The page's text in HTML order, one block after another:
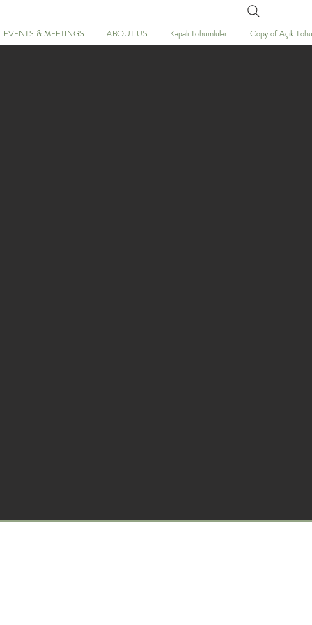
EVENTS & MEETINGS ABOUT US Kapali Tohumlular Copy of Açık